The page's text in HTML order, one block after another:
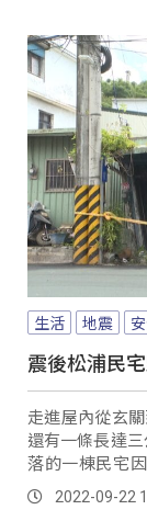
生活 地震
震後松浦民
走進屋內從玄
還有一條長達
落的一棟民宅
一旁的空屋危
但至今卻仍未進
2022-09-22